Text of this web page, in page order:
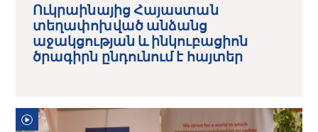
Ուկրաինայից Հայաստան
տեղափոխված անձանց
աջակցության և ինկուբացիոն
ծրագիրն ընդունում է հայտեր